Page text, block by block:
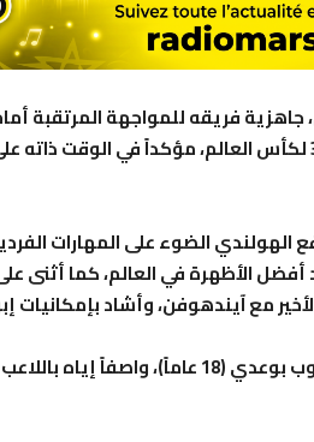
فريقه للمواجهة المرتقبة
المغربي، فجر الثلاثاء 30 يونيو 2026، في دور الـ32 لكأس العالم، مؤكداً
الهولندي الضوء على المهارات
الأظهرة في العالم، كما أثنى
مع آيندهوفن، وأشاد بإمكانيات
ولم يغفل فان دايك الإشادة بالموهبة الشابة أيوب بوعدي